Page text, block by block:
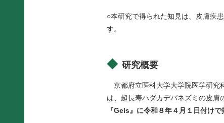
○本研究で得られた知見は、皮膚疾
す。
研究概要
京都府立医科大学大学院医学研
は、超長寿ハダカデバネズミの皮膚
『Gels』に令和８年４月１日付け